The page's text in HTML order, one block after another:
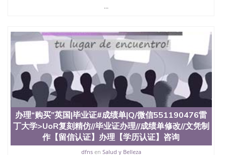
...
办理“购买”英国|毕业证#成绩单|Q/微信551190476雷
丁大学>UoR复刻精仿//毕业证办理//成绩单修改//文凭制
作【留信认证】办理【学历认证】咨询
dfnsen Salud y Belleza